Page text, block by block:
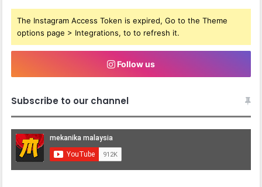
The Instagram Access Token is expired, Go to the Theme
options page > Integrations, to to refresh it.
Follow us
Subscribe to our channel